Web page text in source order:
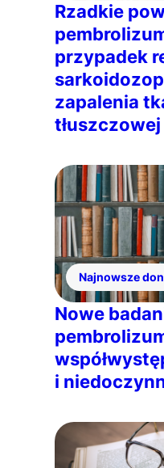
Rzadkie
przypadek
zapalenia
Najnowsze
Nowe
i